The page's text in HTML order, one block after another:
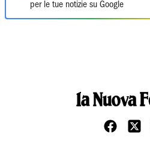
per le tue notizie su Google